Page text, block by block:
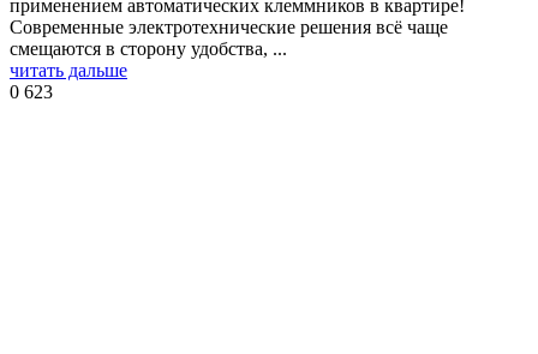
применением автоматических клеммников в квартире!
Современные электротехнические решения всё чаще
смещаются в сторону удобства, ...
читать дальше
0 623